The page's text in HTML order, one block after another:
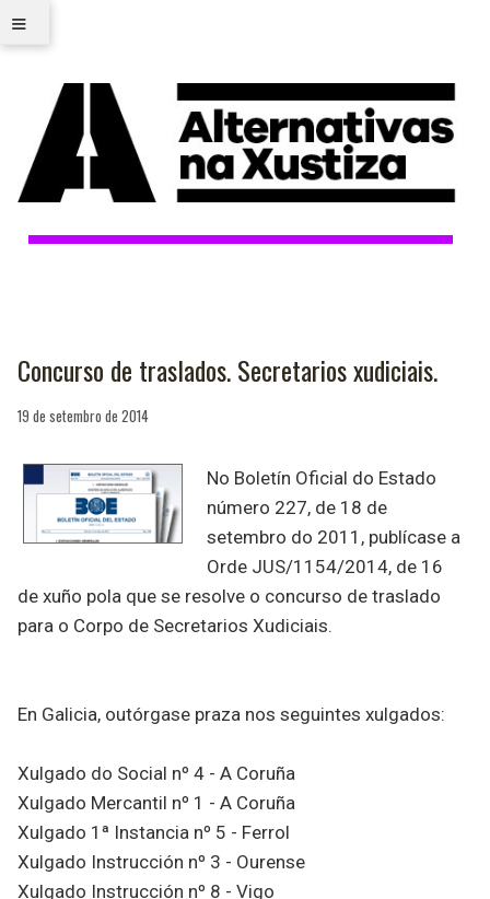
≡
Concurso de traslados. Secretarios xudiciais.
19 de setembro de 2014
No Boletín Oficial do Estado
número 227, de 18 de
setembro do 2011, publícase a
Orde JUS/1154/2014, de 16
de xuño pola que se resolve o concurso de traslado
para o Corpo de Secretarios Xudiciais.
En Galicia, outórgase praza nos seguintes xulgados:
Xulgado do Social nº 4 - A Coruña
Xulgado Mercantil nº 1 - A Coruña
Xulgado 1ª Instancia nº 5 - Ferrol
Xulgado Instrucción nº 3 - Ourense
Xulgado Instrucción nº 8 - Vigo